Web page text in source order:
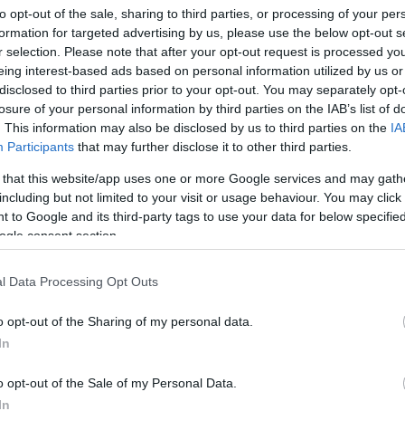
opt-out of the sale, sharing to third parties, or processing of your
for targeted advertising by us, please use the below opt-out
selection. Please note that after your opt-out request is processed
interest-based ads based on personal information utilized by us
to third parties prior to your opt-out. You may separately
of your personal information by third parties on the IAB’s list of
This information may also be disclosed by us to third parties on the
Participants that may further disclose it to other third parties.
that this website/app uses one or more Google services and may
but not limited to your visit or usage behaviour. You may
to Google and its third-party tags to use your data for below
consent section.
Data Processing Opt Outs
opt-out of the Sharing of my personal data.
opt-out of the Sale of my Personal Data.
abban, hogy az úgynevezett Bay
Area Thrash (melynek egyértelmű
királya a Metallica) mára külön
fejezetté vált a zenetörténeti
kézikönyvekben. Kemény tempók,
technikás, agresszív riffek,
időnként meglepően finom
akusztikus megoldások,
mindehhez Mark Osegueda
jellegzetes éneke: a Death Angel
nem arról híres, hogy gyakran
ezért a következetességért szeretjük őket.
négy, Fülöp-szigetekről származó
a nyolcvanas évek közepén jutott el első
összetartására jellemző, hogy a zenekar első
Metallicás Kirk Hammett produceri rányításával
aranyideje, nem véletlen, hogy a műfaj
vívtak a nagy kiadók. Két év alatt a Death
legnagyobb sikereit talán 1990-ben aratta